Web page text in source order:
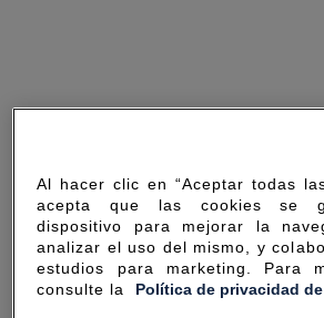
Al hacer clic en “Aceptar todas
acepta que las cookies se
dispositivo para mejorar la
analizar el uso del mismo, y
estudios para marketing. Para
consulte la Política de privacidad